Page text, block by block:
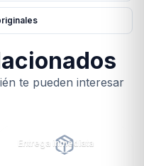
te pueden interesar
Entrega inmediata